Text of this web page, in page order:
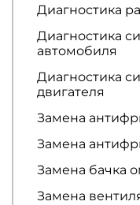
Диагностика
Диагностика
автомобиля
Диагностика
двигателя
Замена
Замена
Замена бачка
Замена